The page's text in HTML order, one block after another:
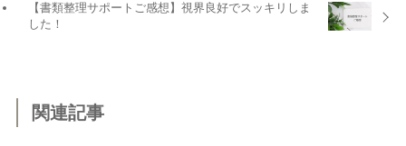
【書類整理サポートご感想】視界良好でスッキリしま
した！
関連記事